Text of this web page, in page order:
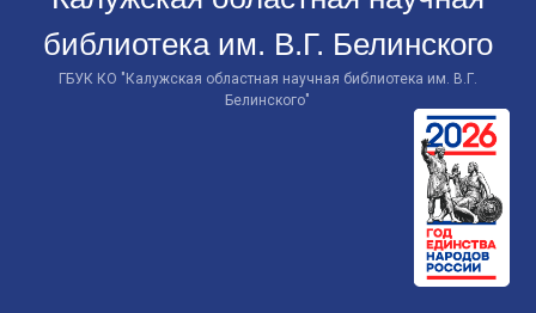
библиотека им. В.Г. Белинского
ГБУК КО "Калужская областная научная библиотека им. В.Г.
Белинского"